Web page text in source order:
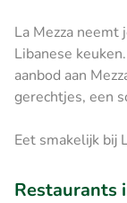
La Mezza neemt
Libanese
aanbod aan
gerechtjes, een
Eet smakelijk bij
Restaurants